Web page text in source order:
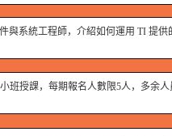
系統工程師，介紹如何運用 TI 提供
授課，每期報名人數限5人，多余人